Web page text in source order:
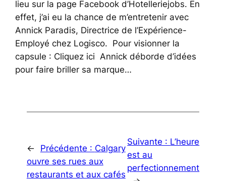
lieu sur la page Facebook d’Hotelleriejobs. En
effet, j’ai eu la chance de m’entretenir avec
Annick Paradis, Directrice de l’Expérience-
Employé chez Logisco. Pour visionner la
capsule : Cliquez ici Annick déborde d’idées
pour faire briller sa marque…
← Précédente : Calgary
ouvre ses rues aux
restaurants et aux cafés
Suivante : L’heure
est au
perfectionnement